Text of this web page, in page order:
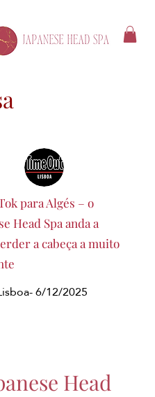
para Algés – o
Head Spa anda a
a cabeça a muito
6/12/2025
Head